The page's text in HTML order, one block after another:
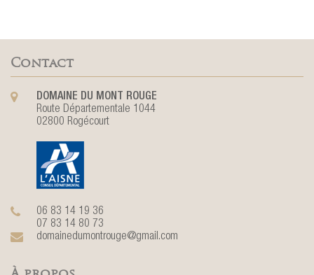
Contact
DOMAINE DU MONT ROUGE
Route Départementale 1044
02800 Rogécourt
06 83 14 19 36
07 83 14 80 73
domainedumontrouge@gmail.com